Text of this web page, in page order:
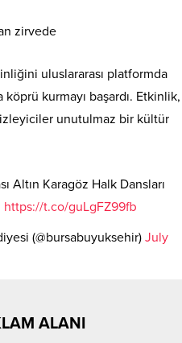
uluslararası platformda
köprü kurmayı başardı. Etkinlik,
unutulmaz bir kültür
Altın Karagöz Halk Dansları
https://t.co/guLgFZ99fb
(@bursabuyuksehir) July
ALANI